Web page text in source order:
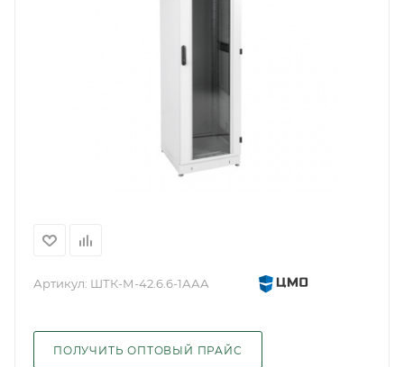
Артикул: ШТК-М-42.6.6-1ААА
ПОЛУЧИТЬ ОПТОВЫЙ ПРАЙС